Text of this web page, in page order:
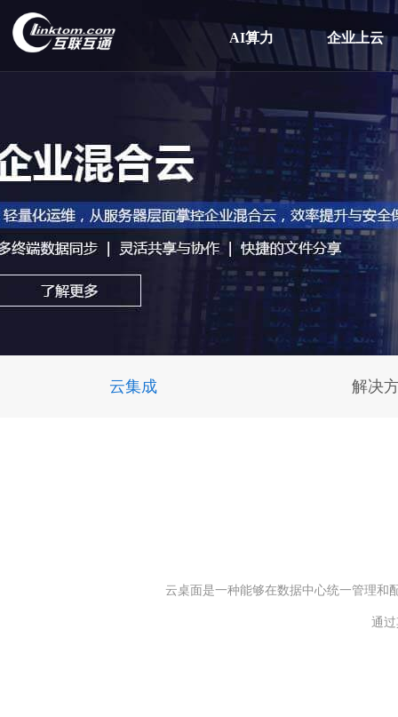
AI算力 企业上云
云集成 解决
云桌面是一种能够在数据中心统一管理和
通